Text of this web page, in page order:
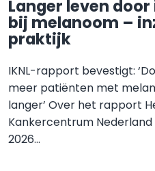
Langer leven
bij melanoom –
praktijk
IKNL-rapport bevestigt:
meer patiënten met
langer’ Over het rapport
Kankercentrum Nederland
2026...